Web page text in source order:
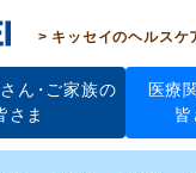
キッセイのヘルスケ
ん・ご家族の
さま
医療
皆